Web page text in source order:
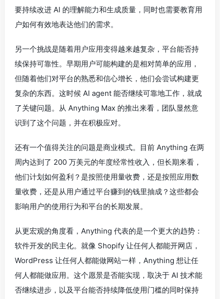
要持续改进 AI 的理解能力和生成质量，同时也需要教育用
户如何有效地表达他们的需求。
另一个挑战是随着用户应用变得越来越复杂，平台能否持
续保持可靠性。早期用户可能构建的是相对简单的应用，
但随着他们对平台的熟悉和信心增长，他们会尝试构建更
复杂的东西。这时候 AI agent 能否继续可靠地工作，就成
了关键问题。从 Anything Max 的推出来看，团队显然意
识到了这个问题，并在积极应对。
还有一个值得关注的问题是商业模式。目前 Anything 在两
周内达到了 200 万美元的年度经常性收入，但长期来看，
他们计划如何盈利？是按照使用量收费，还是按照应用数
量收费，还是从用户通过平台赚到的钱里抽成？这些都会
影响用户的使用行为和平台的长期发展。
从更宏观的角度看，Anything 代表的是一个更大的趋势：
软件开发的民主化。就像 Shopify 让任何人都能开网店，
WordPress 让任何人都能做网站一样，Anything 想让任
何人都能做应用。这个愿景是否能实现，取决于 AI 技术能
否继续进步，以及平台能否持续降低使用门槛的同时保持